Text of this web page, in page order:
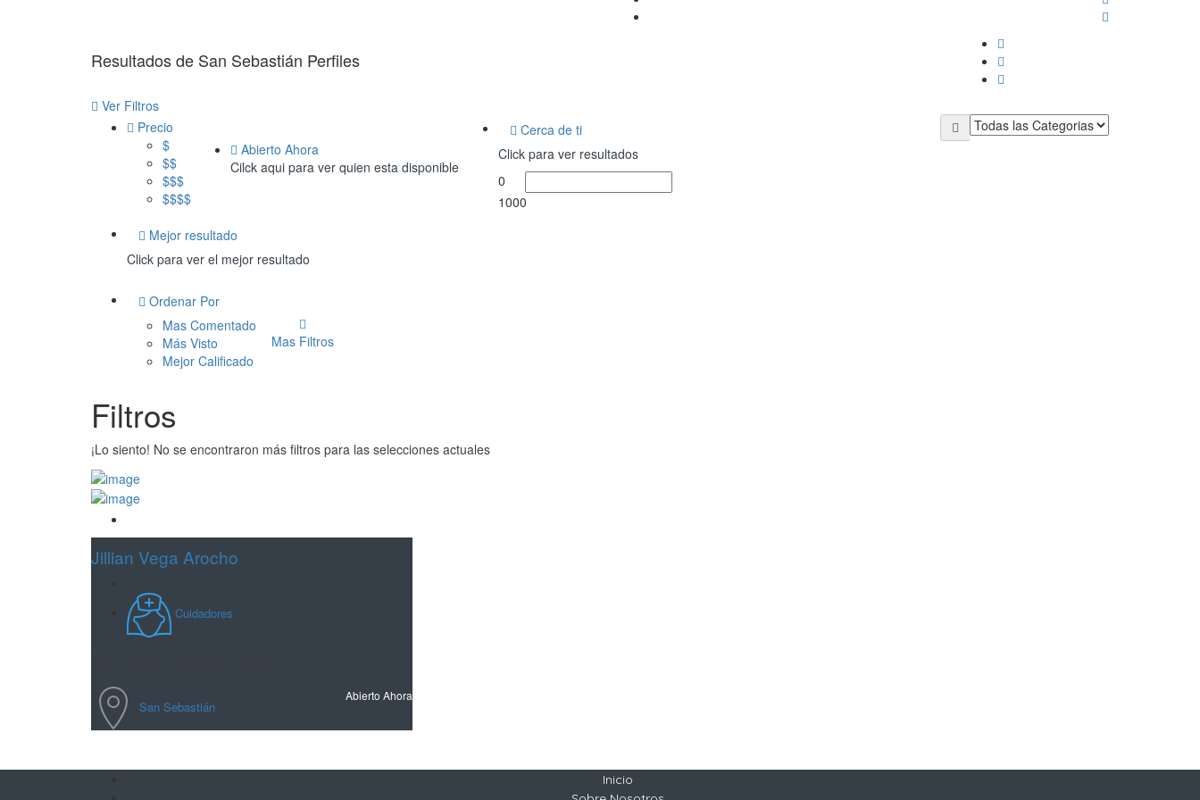
Resultados de San Sebastián Perfiles
Ver Filtros
Precio
$
$$
$$$
$$$$
Abierto Ahora
Cilck aqui para ver quien esta disponible
Cerca de ti
Click para ver resultados
0
1000
Mejor resultado
Click para ver el mejor resultado
Ordenar Por
Mas Comentado
Más Visto
Mejor Calificado
Mas Filtros
Filtros
¡Lo siento! No se encontraron más filtros para las selecciones actuales
Jillian Vega Arocho
Cuidadores
San Sebastián
Abierto Ahora
Inicio